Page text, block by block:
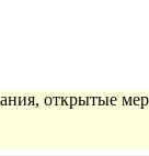
открытые